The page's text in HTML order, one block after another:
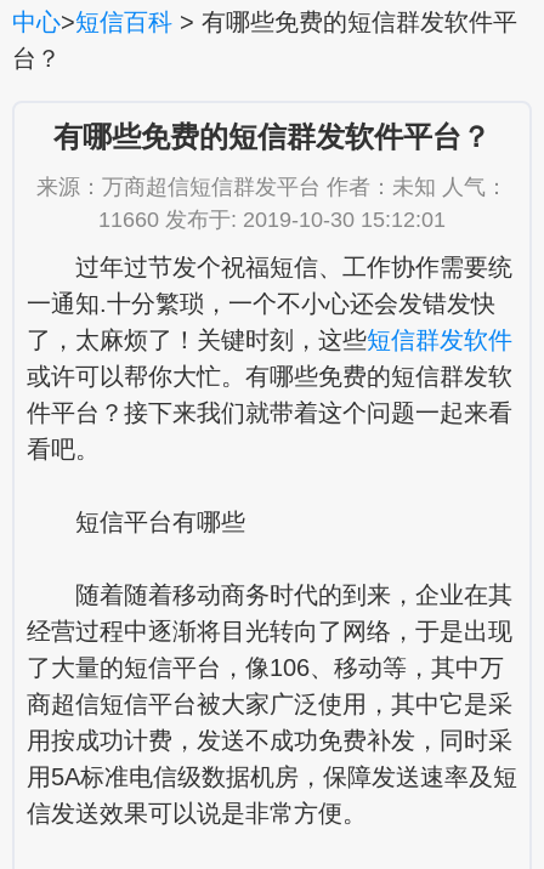
中心>短信百科 > 有哪些免费的短信群发软件平
台？
有哪些免费的短信群发软件平台？
来源：万商超信短信群发平台 作者：未知 人气：
11660 发布于: 2019-10-30 15:12:01
过年过节发个祝福短信、工作协作需要统
一通知.十分繁琐，一个不小心还会发错发快
了，太麻烦了！关键时刻，这些短信群发软件
或许可以帮你大忙。有哪些免费的短信群发软
件平台？接下来我们就带着这个问题一起来看
看吧。
短信平台有哪些
随着随着移动商务时代的到来，企业在其
经营过程中逐渐将目光转向了网络，于是出现
了大量的短信平台，像106、移动等，其中万
商超信短信平台被大家广泛使用，其中它是采
用按成功计费，发送不成功免费补发，同时采
用5A标准电信级数据机房，保障发送速率及短
信发送效果可以说是非常方便。